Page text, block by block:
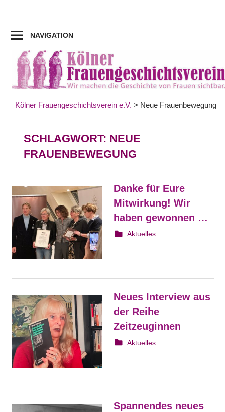
springen
NAVIGATION
Kölner Frauengeschichtsverein e.V. > Neue Frauenbewegung
SCHLAGWORT: NEUE
FRAUENBEWEGUNG
Danke für Eure
Mitwirkung! Wir
haben gewonnen …
28. November 2025
Irene Franken
Aktuelles
Neues Interview aus
der Reihe
Zeitzeuginnen
5. November 2025
Irene Franken
Aktuelles
Spannendes neues